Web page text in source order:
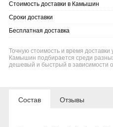
Стоимость доставки в Камышин
Сроки доставки
Бесплатная доставка
Точную стоимость и время доставки
Камышин подбирается среди
дешевый и быстрый в зависимости
Состав Отзывы